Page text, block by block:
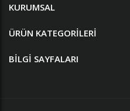
KURUMSAL
ÜRÜN KATEGORILERI
BILGI SAYFALARI